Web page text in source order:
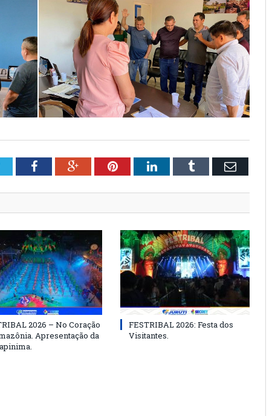
TwitterFacebookGoogle+PinterestLinkedInTumblr Email
2026 – No Coração
Apresentação da
FESTRIBAL 2026: Festa dos
Visitantes.